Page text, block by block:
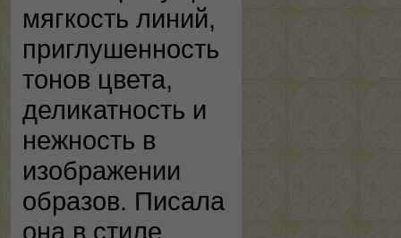
мягкость линий,
приглушенность
тонов цвета,
деликатность и
нежность в
изображении
образов. Писала
она в стиле